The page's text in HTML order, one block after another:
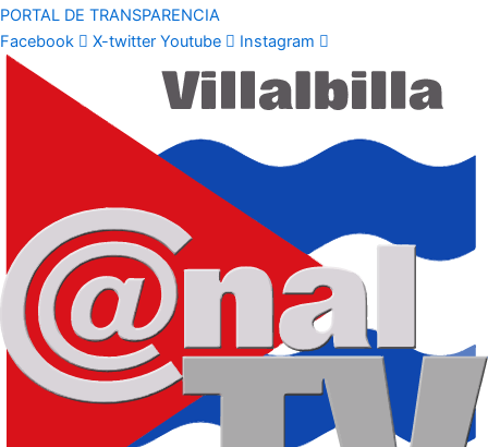
PORTAL DE TRANSPARENCIA
Facebook
X-twitter Youtube Instagram